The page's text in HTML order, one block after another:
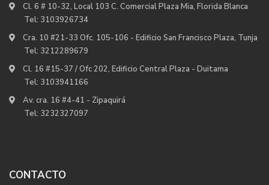
Cl. 6 # 10-32, Local 103 C. Comercial Plaza Mia, Florida Blanca
Tel: 3103926734
Cra. 10 #21-33 Ofc. 105-106 - Edificio San Francisco Plaza, Tunja
Tel: 3212289679
Cl. 16 #15-37 / Ofc 202, Edificio Central Plaza - Duitama
Tel: 3103941166
Av. cra. 16 #4-41 - Zipaquirá
Tel: 3232327097
CONTACTO